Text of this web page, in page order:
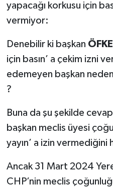
yapacağı korkusu için
vermiyor:
Denebilir ki başkan ÖFKE
için basın’ a çekim izni
edemeyen başkan
?
Buna da şu şekilde
başkan meclis üyesi
yayın’ a izin vermediğini
Ancak 31 Mart 2024
CHP’nin meclis